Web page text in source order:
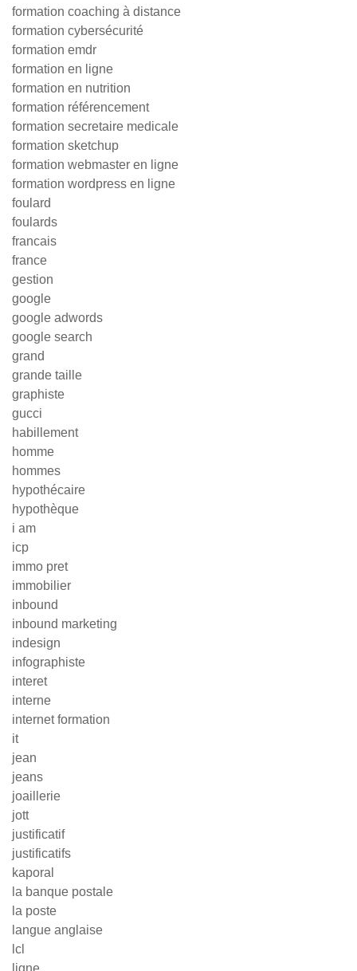
formation coaching à distance
formation cybersécurité
formation emdr
formation en ligne
formation en nutrition
formation référencement
formation secretaire medicale
formation sketchup
formation webmaster en ligne
formation wordpress en ligne
foulard
foulards
francais
france
gestion
google
google adwords
google search
grand
grande taille
graphiste
gucci
habillement
homme
hommes
hypothécaire
hypothèque
i am
icp
immo pret
immobilier
inbound
inbound marketing
indesign
infographiste
interet
interne
internet formation
it
jean
jeans
joaillerie
jott
justificatif
justificatifs
kaporal
la banque postale
la poste
langue anglaise
lcl
ligne